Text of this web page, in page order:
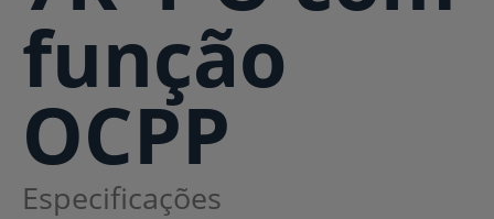
função
OCPP
Especificações